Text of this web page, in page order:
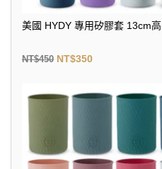
美國 HYDY 專用矽膠套 13cm高
NT$450 NT$350